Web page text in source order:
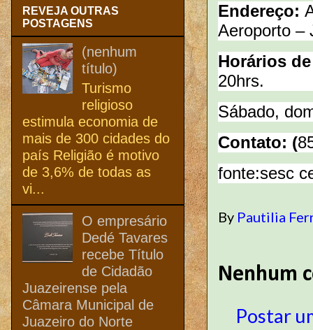
Endereço:
Aeroporto –
Horários
20hrs.
Sábado,
Contato: (
fonte:sesc
By Pautilia
Nenhum
Postar
REVEJA OUTRAS
POSTAGENS
(nenhum
título)
Turismo
religioso
estimula economia de
mais de 300 cidades do
país Religião é motivo
de 3,6% de todas as
vi...
O empresário
Dedé Tavares
recebe Título
de Cidadão
Juazeirense pela
Câmara Municipal de
Juazeiro do Norte